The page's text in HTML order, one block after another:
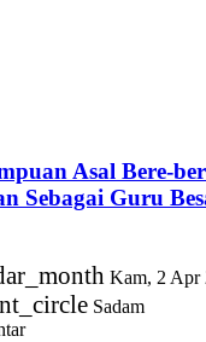
Asal Bere-
Sebagai Guru
Kam, 2 Apr
Sadam